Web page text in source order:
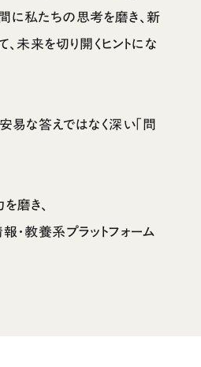
に私たちの思考を磨き、新
、未来を切り開くヒントにな
安易な答えではなく深い「問
磨き、
報・教養系プラットフォーム